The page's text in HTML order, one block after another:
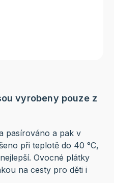
vyrobeny pouze z
pasírováno a pak v
při teplotě do 40 °C,
Ovocné plátky
na cesty pro děti i